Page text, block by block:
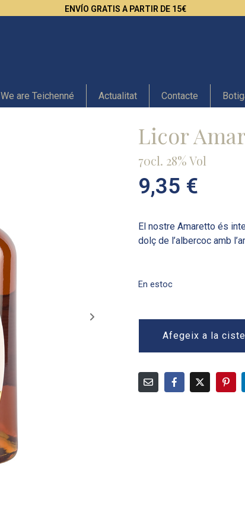
ENVÍO GRATIS A PARTIR DE 15€
We are Teichenné Actualitat Contacte
Licor
70cl. 28% Vol
9,35 €
El nostre Amaretto és
dolç de l’albercoc amb
En estoc
Afegeix a la